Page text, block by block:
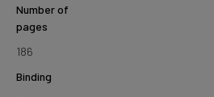
Number of
pages
186
Binding